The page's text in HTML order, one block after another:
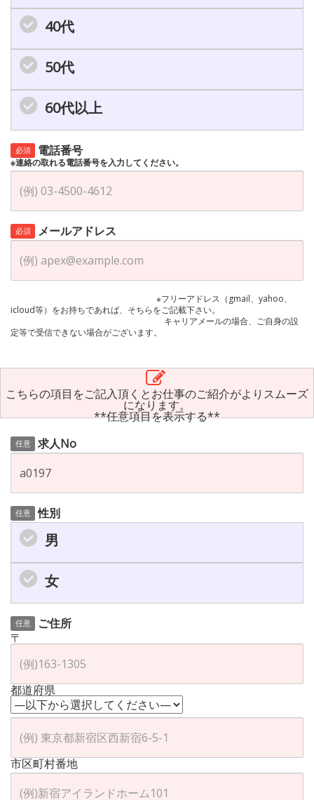
40代
50代
60代以上
必須 電話番号
※連絡の取れる電話番号を入力してください。
必須 メールアドレス
※フリーアドレス（gmail、yahoo、
icloud等）をお持ちであれば、そちらをご記載下さい。
キャリアメールの場合、ご自身の設
定等で受信できない場合がございます。
こちらの項目をご記入頂くとお仕事のご紹介がよりスムーズ
になります。
**任意項目を表示する**
任意 求人No
任意 性別
男
女
任意
ご住所
〒
都道府県
市区町村番地